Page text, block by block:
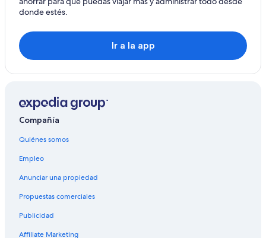
Hoteles en Visalia
Palacios en Visalia
donde estés.
Ir a la app
Compañía
Quiénes somos
Empleo
Anunciar una propiedad
Propuestas comerciales
Publicidad
Affiliate Marketing